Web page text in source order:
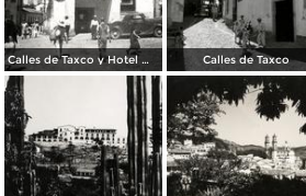
Calles de Taxco y Hotel Meléndez (izq.) Calles de Taxco